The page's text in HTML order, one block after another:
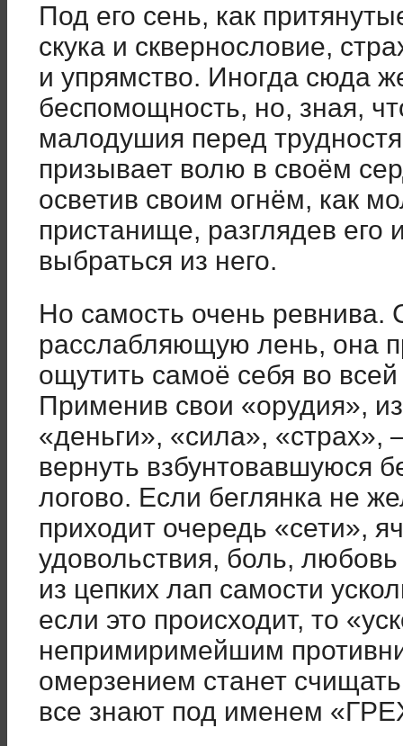
Под его сень, как
скука и сквернословие,
и упрямство. Иногда сюда
беспомощность, но, зная,
малодушия перед
призывает волю в своём
осветив своим огнём, как
пристанище, разглядев его
выбраться из него.
Но самость очень ревнива.
расслабляющую лень, она
ощутить самоё себя во
Применив свои «орудия»,
«деньги», «сила», «страх»,
вернуть взбунтовавшуюся
логово. Если беглянка не
приходит очередь «сети»,
удовольствия, боль,
из цепких лап самости
если это происходит, то
непримиримейшим
омерзением станет
все знают под именем